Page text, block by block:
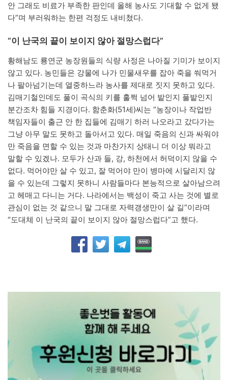
안 그래도 비료가 부족한 판인데 올해 농사도 기대할 수 없게 됐
다”며 부러워하는 한편 걱정도 내비쳤다.
“이 난국의 끝이 보이지 않아 절망스럽다”
황해남도 룡연군 농장원들의 식량 사정은 나아질 기미가 보이지
않고 있다. 농민들은 강물에 나가 민물새우를 잡아 죽을 쒀먹거
나 팔아넘기는데 열중하느라 농사를 제대로 짓지 못하고 있다.
김매기철인데도 풀이 곡식의 키를 훌쩍 넘어 밭인지 풀밭인지
분간조차 힘들 지경이다. 함춘화(51세)씨는 “농장이나 작업반
책임자들이 출근 안 한 집들에 김매기 하러 나오라고 갔다가는
그냥 아무 말도 못하고 돌아서고 있다. 매일 죽음의 신과 싸워야
만 죽음을 면할 수 있는 것과 마찬가지 상태니 더 이상 뭐라고
말할 수 있겠나. 모두가 산과 들, 강, 하천에서 허덕이지 않을 수
없다. 먹어야만 살 수 있고, 잘 먹어야 만이 병마에 시달리지 않
을 수 있는데 그렇지 못하니 사람들마다 본능적으로 살아남으려
고 헤매고 다니는 거다. 나라에서는 백성이 죽고 사는 것에 별로
관심이 없는 것 같으니 말 그대로 자력갱생만이 살 길”이라며
“도대체 이 난국의 끝이 보이지 않아 절망스럽다”고 했다.